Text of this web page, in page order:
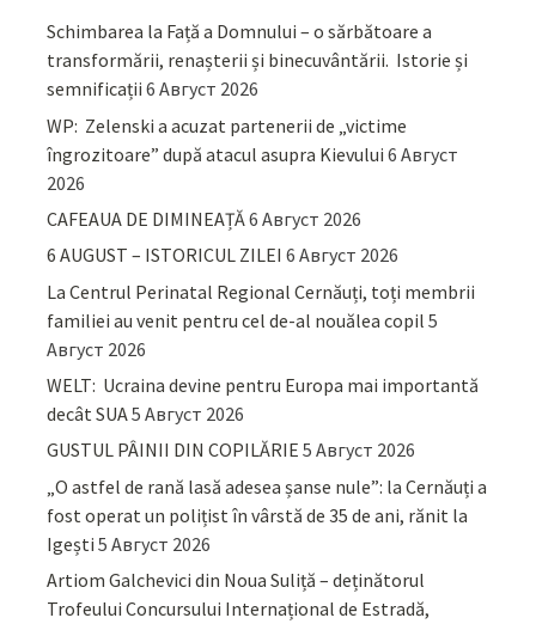
Schimbarea la Față a Domnului – o sărbătoare a
transformării, renașterii și binecuvântării. Istorie și
semnificații 6 Август 2026
WP: Zelenski a acuzat partenerii de „victime
îngrozitoare” după atacul asupra Kievului 6 Август
2026
CAFEAUA DE DIMINEAȚĂ6 Август 2026
6 AUGUST – ISTORICUL ZILEI 6 Август 2026
La Centrul Perinatal Regional Cernăuți, toți membrii
familiei au venit pentru cel de-al nouălea copil 5
Август 2026
WELT: Ucraina devine pentru Europa mai importantă
decât SUA5 Август 2026
GUSTUL PÂINII DIN COPILĂRIE 5 Август 2026
„O astfel de rană lasă adesea șanse nule”: la Cernăuți a
fost operat un polițist în vârstă de 35 de ani, rănit la
Igești 5 Август 2026
Artiom Galchevici din Noua Suliță – deținătorul
Trofeului Concursului Internațional de Estradă,